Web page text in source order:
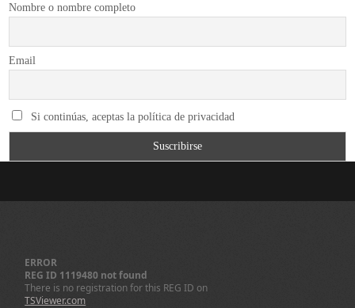
Nombre o nombre completo
Email
Si continúas, aceptas la política de privacidad
ERROR
REG ID 1119480 not found
There is no registration for this REG ID on
TSViewer.com